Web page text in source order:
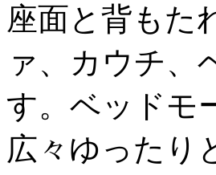
座面と背もた
ァ、カウチ、
す。ベッドモ
広々ゆったり